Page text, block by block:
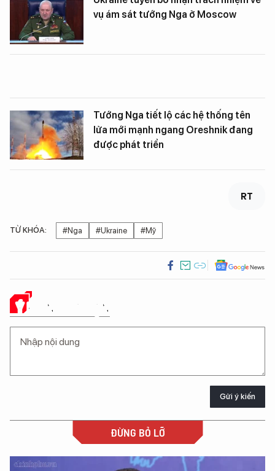
vụ ám sát tướng Nga ở Moscow
Tướng Nga tiết lộ các hệ thống tên
lửa mới mạnh ngang Oreshnik đang
được phát triển
RT
TỪ KHÓA: #Nga #Ukraine #Mỹ
Ý KIẾN CỦA BẠN
Gửi ý kiến
ĐỪNG BỎ LỠ